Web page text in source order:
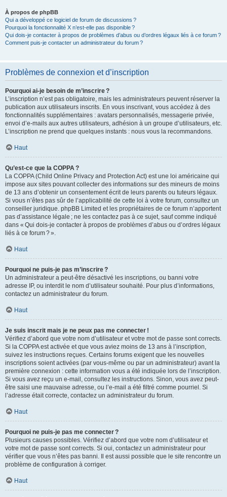
À propos de phpBB
Qui a développé ce logiciel de forum de discussions ?
Pourquoi la fonctionnalité X n’est-elle pas disponible ?
Qui dois-je contacter à propos de problèmes d’abus ou d’ordres légaux liés à ce forum ?
Comment puis-je contacter un administrateur du forum ?
Problèmes de connexion et d’inscription
Pourquoi ai-je besoin de m’inscrire ?
L’inscription n’est pas obligatoire, mais les administrateurs peuvent réserver la
publication aux utilisateurs inscrits. En vous inscrivant, vous accédez à des
fonctionnalités supplémentaires : avatars personnalisés, messagerie privée,
envoi d’e-mails aux autres utilisateurs, adhésion à un groupe d’utilisateurs, etc.
L’inscription ne prend que quelques instants : nous vous la recommandons.
Haut
Qu’est-ce que la COPPA ?
La COPPA (Child Online Privacy and Protection Act) est une loi américaine qui
impose aux sites pouvant collecter des informations sur des mineurs de moins
de 13 ans d’obtenir un consentement écrit de leurs parents ou tuteurs légaux.
Si vous n’êtes pas sûr de l’applicabilité de cette loi à votre forum, consultez un
conseiller juridique. phpBB Limited et les propriétaires de ce forum n’apportent
pas d’assistance légale ; ne les contactez pas à ce sujet, sauf comme indiqué
dans « Qui dois-je contacter à propos de problèmes d’abus ou d’ordres légaux
liés à ce forum ? ».
Haut
Pourquoi ne puis-je pas m’inscrire ?
Un administrateur a peut-être désactivé les inscriptions, ou banni votre
adresse IP, ou interdit le nom d’utilisateur souhaité. Pour plus d’informations,
contactez un administrateur du forum.
Haut
Je suis inscrit mais je ne peux pas me connecter !
Vérifiez d’abord que votre nom d’utilisateur et votre mot de passe sont corrects.
Si la COPPA est activée et que vous aviez moins de 13 ans à l’inscription,
suivez les instructions reçues. Certains forums exigent que les nouvelles
inscriptions soient activées (par vous-même ou par un administrateur) avant la
première connexion : cette information vous a été indiquée lors de l’inscription.
Si vous avez reçu un e-mail, consultez les instructions. Sinon, vous avez peut-
être saisi une mauvaise adresse, ou l’e-mail a été filtré comme pourriel. Si
l’adresse était correcte, contactez un administrateur du forum.
Haut
Pourquoi ne puis-je pas me connecter ?
Plusieurs causes possibles. Vérifiez d’abord que votre nom d’utilisateur et
votre mot de passe sont corrects. Si oui, contactez un administrateur pour
vérifier que vous n’êtes pas banni. Il est aussi possible que le site rencontre un
problème de configuration à corriger.
Haut